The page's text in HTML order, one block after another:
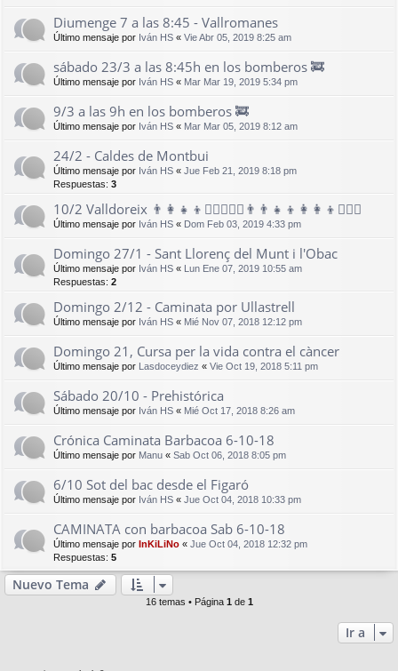
Diumenge 7 a las 8:45 - Vallromanes
Último mensaje por Iván HS « Vie Abr 05, 2019 8:25 am
sábado 23/3 a las 8:45h en los bomberos 🚒
Último mensaje por Iván HS « Mar Mar 19, 2019 5:34 pm
9/3 a las 9h en los bomberos 🚒
Último mensaje por Iván HS « Mar Mar 05, 2019 8:12 am
24/2 - Caldes de Montbui
Último mensaje por Iván HS « Jue Feb 21, 2019 8:18 pm
Respuestas: 3
10/2 Valldoreix 👨‍👩‍👧‍👦🚶🏻‍♂️🚶‍♀️👨‍👨‍👧‍👦👩‍👩‍👦🚶🏿‍♂️
Último mensaje por Iván HS « Dom Feb 03, 2019 4:33 pm
Domingo 27/1 - Sant Llorenç del Munt i l'Obac
Último mensaje por Iván HS « Lun Ene 07, 2019 10:55 am
Respuestas: 2
Domingo 2/12 - Caminata por Ullastrell
Último mensaje por Iván HS « Mié Nov 07, 2018 12:12 pm
Domingo 21, Cursa per la vida contra el càncer
Último mensaje por Lasdoceydiez « Vie Oct 19, 2018 5:11 pm
Sábado 20/10 - Prehistórica
Último mensaje por Iván HS « Mié Oct 17, 2018 8:26 am
Crónica Caminata Barbacoa 6-10-18
Último mensaje por Manu « Sab Oct 06, 2018 8:05 pm
6/10 Sot del bac desde el Figaró
Último mensaje por Iván HS « Jue Oct 04, 2018 10:33 pm
CAMINATA con barbacoa Sab 6-10-18
Último mensaje por InKiLiNo « Jue Oct 04, 2018 12:32 pm
Respuestas: 5
Nuevo Tema
16 temas • Página 1 de 1
Ir a